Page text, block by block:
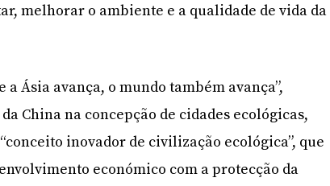
melhorar o ambiente e a qualidade de vida da
a Ásia avança, o mundo também avança”,
China na concepção de cidades ecológicas,
inovador de civilização ecológica”, que
económico com a protecção da